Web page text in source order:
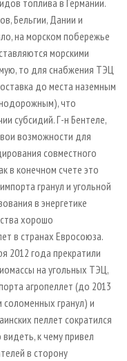
топлива в Германии.
Бельгии, Дании и
на морском побережье
морскими
то для снабжения ТЭЦ
до места наземным
что
субсидий. Г-н Бентеле,
возможности для
совместного
в конечном счете это
гранул и угольной
в энергетике
хорошо
в странах Евросоюза.
2012 года прекратили
на угольных ТЭЦ,
агропеллет (до 2013
гранул) и
пеллет сократился
к чему привел
в сторону